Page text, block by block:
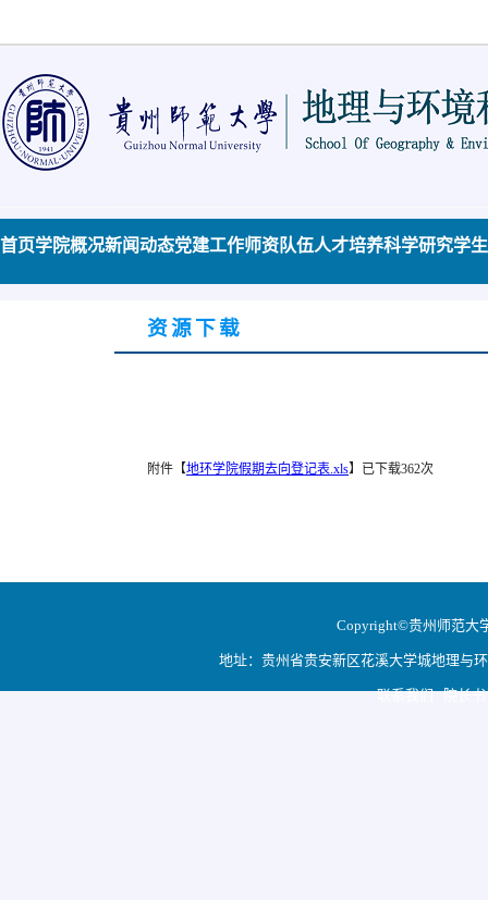
首页学院概况新闻动态党建工作师资队伍人才培养科学研究学
资源下载
附件【地环学院假期去向登记表.xls】 已下载362次
Copyright©贵州师范大
地址：贵州省贵安新区花溪大学城地理与
联系我们 院长书